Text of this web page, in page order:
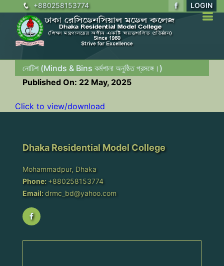
+880258153774 LOGIN
নোটিশ (Minds & Bins কর্মশালা অনুষ্ঠিত প্রসঙ্গে।)
Published On: 22 May, 2025
Click to view/download
Dhaka Residential Model College
Mohammadpur, Dhaka
Phone: +880258153774
Email: drmc_bd@yahoo.com